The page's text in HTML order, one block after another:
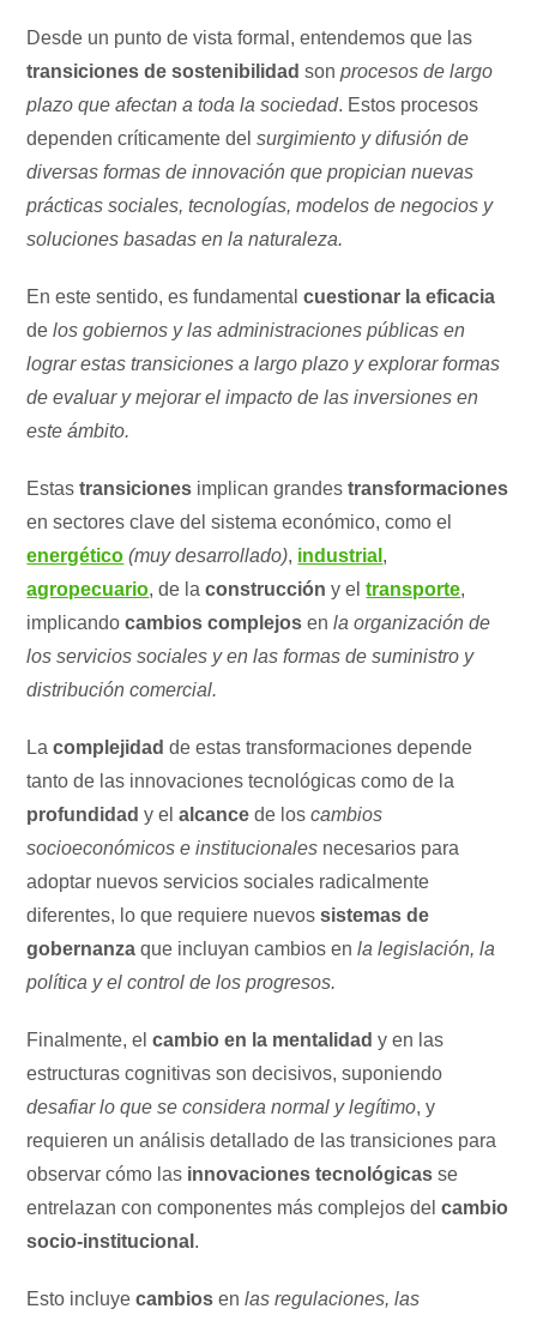
Desde un punto de vista formal, entendemos que las
transiciones de sostenibilidad sonprocesos de largo
plazo que afectan a toda la sociedad. Estos procesos
dependen críticamente delsurgimiento y difusión de
diversas formas de innovación que propician nuevas
prácticas sociales, tecnologías, modelos de negocios y
soluciones basadas en la naturaleza.
En este sentido, es fundamentalcuestionar la eficacia
de los gobiernos y las administraciones públicas en
lograr estas transiciones a largo plazo y explorar formas
de evaluar y mejorar el impacto de las inversiones en
este ámbito.
Estastransiciones implican grandes transformaciones
en sectores clave del sistema económico, como el
energético (muy desarrollado), industrial ,
agropecuario, de laconstrucción y el transporte,
implicandocambios complejos enla organización de
los servicios sociales y en las formas de suministro y
distribución comercial.
Lacomplejidad de estas transformaciones depende
tanto de las innovaciones tecnológicas como de la
profundidad y elalcance de loscambios
socioeconómicos e institucionales necesarios para
adoptar nuevos servicios sociales radicalmente
diferentes, lo que requiere nuevossistemas de
gobernanza que incluyan cambios enla legislación, la
política y el control de los progresos.
Finalmente, elcambio en la mentalidad y en las
estructuras cognitivas son decisivos, suponiendo
desafiar lo que se considera normal y legítimo, y
requieren un análisis detallado de las transiciones para
observar cómo las innovaciones tecnológicas se
entrelazan con componentes más complejos delcambio
socio-institucional .
Esto incluyecambios en las regulaciones, las